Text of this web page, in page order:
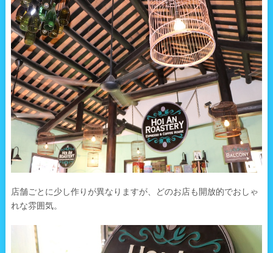
店舗ごとに少し作りが異なりますが、どのお店も開放的でおしゃ
れな雰囲気。